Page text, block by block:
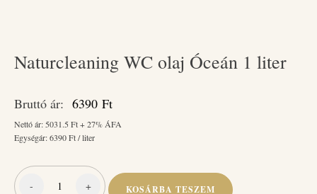
Naturcleaning WC olaj Óceán 1 liter
Bruttó ár: 6390 Ft
Nettó ár: 5031.5Ft + 27% ÁFA
Egységár:6390Ft / liter
- + KOSÁRBA TESZEM